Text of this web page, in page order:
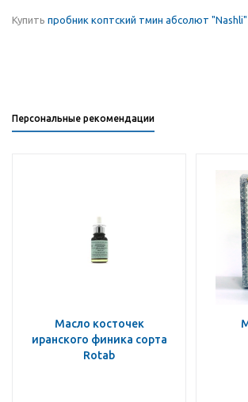
Купить пробник коптский тмин абсолют
Персональные рекомендации
Масло косточек
иранского финика сорта
Rotab